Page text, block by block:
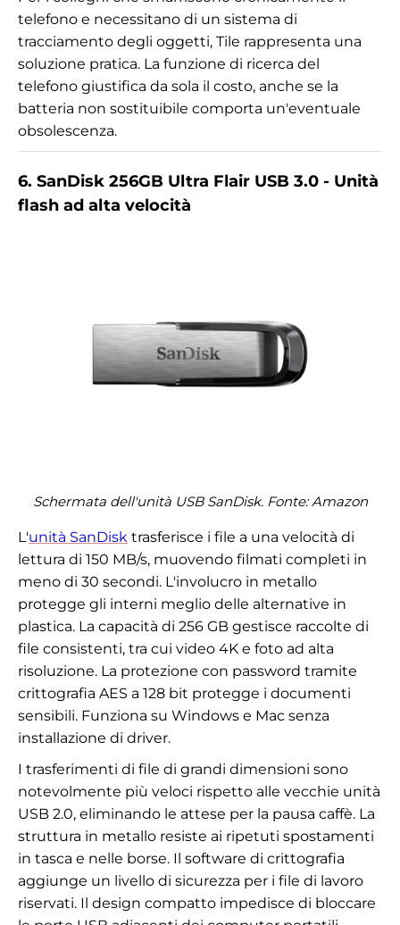
telefono e necessitano di un sistema di
tracciamento degli oggetti, Tile rappresenta una
soluzione pratica. La funzione di ricerca del
telefono giustifica da sola il costo, anche se la
batteria non sostituibile comporta un'eventuale
obsolescenza.
6. SanDisk 256GB Ultra Flair USB 3.0 - Unità
flash ad alta velocità
Schermata dell'unità USB SanDisk. Fonte: Amazon
L'unità SanDisk trasferisce i file a una velocità di
lettura di 150 MB/s, muovendo filmati completi in
meno di 30 secondi. L'involucro in metallo
protegge gli interni meglio delle alternative in
plastica. La capacità di 256 GB gestisce raccolte di
file consistenti, tra cui video 4K e foto ad alta
risoluzione. La protezione con password tramite
crittografia AES a 128 bit protegge i documenti
sensibili. Funziona su Windows e Mac senza
installazione di driver.
I trasferimenti di file di grandi dimensioni sono
notevolmente più veloci rispetto alle vecchie unità
USB 2.0, eliminando le attese per la pausa caffè. La
struttura in metallo resiste ai ripetuti spostamenti
in tasca e nelle borse. Il software di crittografia
aggiunge un livello di sicurezza per i file di lavoro
riservati. Il design compatto impedisce di bloccare